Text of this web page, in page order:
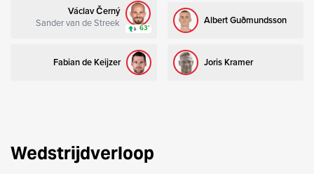
Václav Černý
Sander van de Streek 63’
Fabian de Keijzer
Albert Guðmundsson
Joris Kramer
Wedstrijdverloop